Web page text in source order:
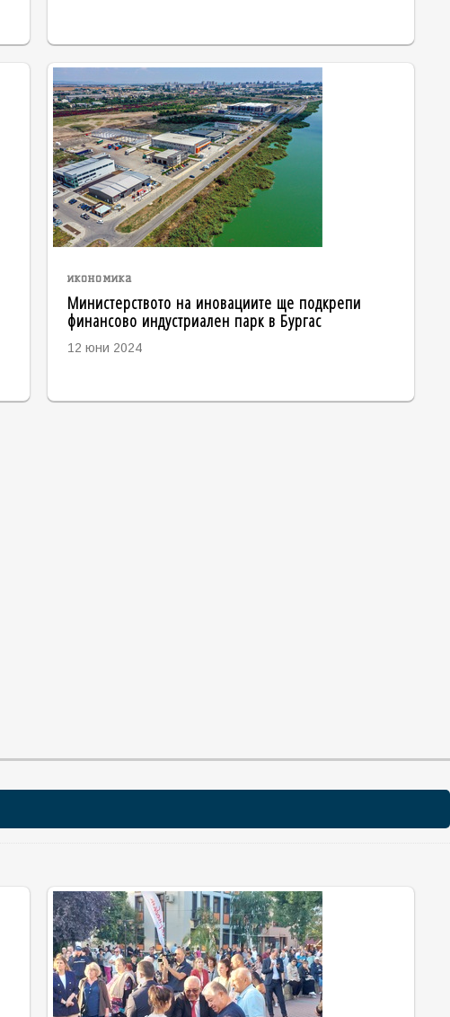
икономика
Министерството на иновациите ще подкрепи
финансово индустриален парк в Бургас
12 юни 2024